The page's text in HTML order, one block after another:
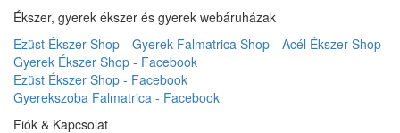
Ékszer, gyerek ékszer és gyerek webáruházak
Ezüst Ékszer Shop
Gyerek Falmatrica Shop
Acél Ékszer Shop
Gyerek Ékszer Shop - Facebook
Ezüst Ékszer Shop - Facebook
Gyerekszoba Falmatrica - Facebook
Fiók & Kapcsolat